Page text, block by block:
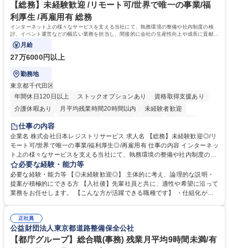
ール管理が出来る方。※将来的に他部署（営業部門、コーポレート部門）
へのジョブローテーションの可能性があります。 学歴・資格 学歴：大学
院 大学 語学力： 資格：宅地建物取引士
【総務】未経験歓迎 /リモート可/世界で唯一の事業/福
利厚生 /再雇用有 総務
インターネット上の様々なサービスを支える当社にて、執務環境の整備や社内制度の検
討、イベント運営などの幅広い業務を担当し、間接的に会社の生産性向上や成長に貢献し
ている部署です。
月給
27万6000円以上
勤務地
東京都千代田区
年間休日120日以上
ストックオプションあり
資格取得支援あり
介護休暇あり
月平均残業時間20時間以内
未経験者歓迎
住宅手当あり
完全週休2日制
交通費支給 駅近5分以内 土日祝休み 服装自由
仕事の内容
企業名 株式会社日本レジストリサービス 求人名 【総務】未経験歓迎◎/リ
モート可/世界で唯一の事業/福利厚生◎/再雇用有 仕事の内容 インターネッ
ト上の様々なサービスを支える当社にて、執務環境の整備や社内制度の検
討、イベント運営などの幅広い業務を担当し、間接的に会社の生産性向上
や成長に貢献している部署です。 会社の全メンバーが安心して長く成果を
発揮できる環境を整えるために、毎日のメンテナンスや維持管理に加え、
新たな施策検討を積極的に行っていただき、会社全体を巻き込み課題解決
幅広い業務の体得が可能で、多様なキャリアパスを描くことも可能です。
募集職種 【総務】未経験歓迎◎/リモート可/世界で唯一の事業/福利厚生◎/
再雇用有
必要な経験・能力等
必要な経験・能力等 【◎未経験歓迎◎】 主体的に考え、論理的な説明・
提案が積極的にできる方 【入社後】先輩社員と共に、適性や希望に沿って
業務をお任せします。 【こんな方が活躍できる職種です】 ・仕組化が好
対処できる・新しいことに興味関心がある 【魅力】■自己啓発支援：資格
取得や通信教育など費用の80%（年間25万円まで）を補助 ■住宅手当：家
賃の50%（月額7万円まで）を補助 学歴・資格 学歴：大学院 大学 語学
正社員
公益財団法人東京都道路整備保全公社
【都庁グループ】総合職(事務) 残業月平均9時間未満/有